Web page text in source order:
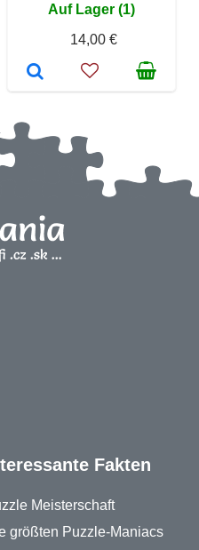
Auf Lager (1)
14,00 €
Fakten
Meisterschaft
größten Puzzle-Maniacs